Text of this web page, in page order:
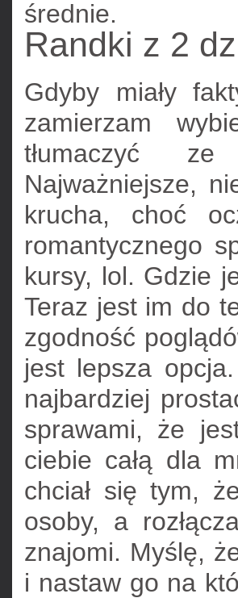
średnie.
Randki z 2
Gdyby miały
zamierzam
tłumaczyć ze
Najważniejsze,
krucha, choć
romantycznego
kursy, lol. Gdzie
Teraz jest im do
zgodność
jest lepsza
najbardziej
sprawami, że
ciebie całą dla
chciał się tym,
osoby, a
znajomi. Myślę,
i nastaw go na